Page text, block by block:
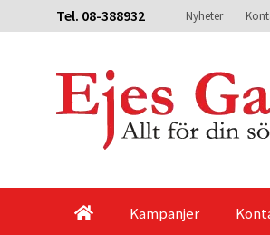
Tel. 08-388932 Nyheter
Kampanjer